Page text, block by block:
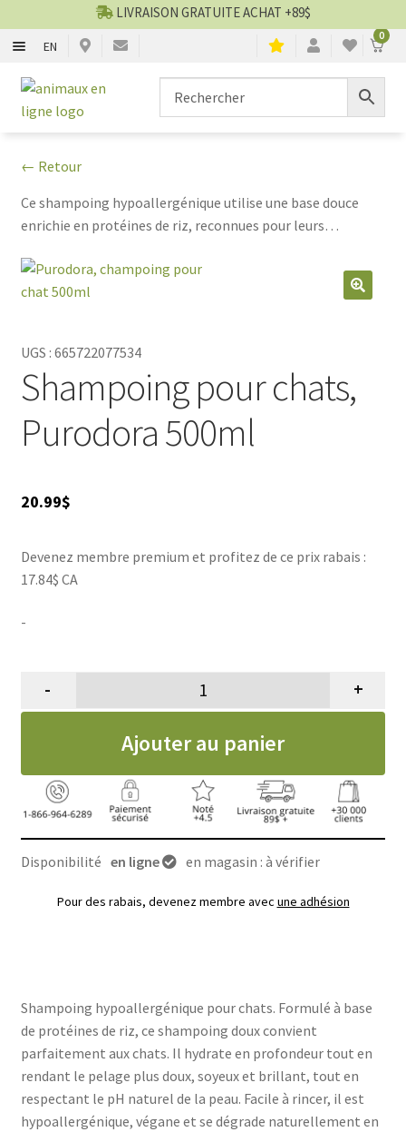
EN
0
Aller
à
Aller
au
LIVRAISON GRATUITE ACHAT +89$
CHIENS
SERVICES
PAR MARQUES
VENTES
← Retour
Ce shampoing hypoallergénique utilise une base douce
enrichie en protéines de riz, reconnues pour leurs
douceur et la brillance du pelage tout en respectant le pH
cutané félin, contribuant ainsi à préserver l’équilibre
UGS : 665722077534
Shampoing pour chats,
Purodora 500ml
20.99$
Devenez membre premium et profitez de ce prix rabais :
17.84$ CA
-
quantité de Purodora,
- +
Ajouter au panier
Disponibilité en ligne en magasin : à vérifier
Pour des rabais, devenez membre avec une adhésion
Shampoing hypoallergénique pour chats. Formulé à base
de protéines de riz, ce shampoing doux convient
parfaitement aux chats. Il hydrate en profondeur tout en
rendant le pelage plus doux, soyeux et brillant, tout en
respectant le pH naturel de la peau. Facile à rincer, il est
hypoallergénique, végane et se dégrade naturellement en